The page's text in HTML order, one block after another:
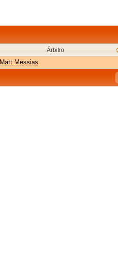
Árbitro
Matt Messias